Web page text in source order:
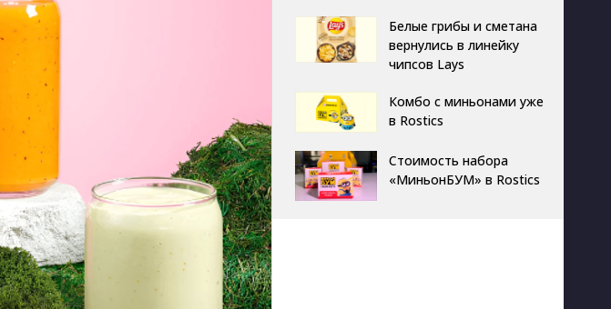
Белые грибы и сметана
вернулись в линейку
чипсов Lays
Комбо с миньонами уже
в Rostics
Стоимость набора
«МиньонБУМ» в Rostics